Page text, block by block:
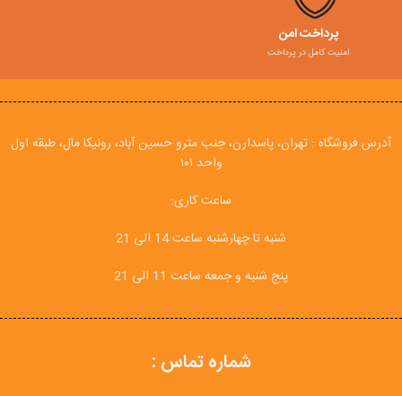
پرداخت امن
امنیت کامل در پرداخت
آدرس فروشگاه : تهران، پاسدارن، جنب مترو حسین آباد، رونیکا مال، طبقه اول
واحد ۱۰۱
ساعت کاری:
شنبه تا چهارشنبه ساعت 14 الی 21
پنج شنبه و جمعه ساعت 11 الی 21
شماره تماس :